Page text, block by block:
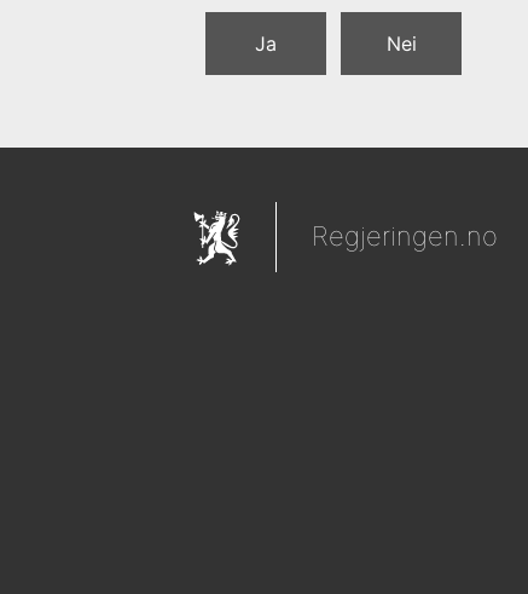
Ja Nei
Regjeringen.no